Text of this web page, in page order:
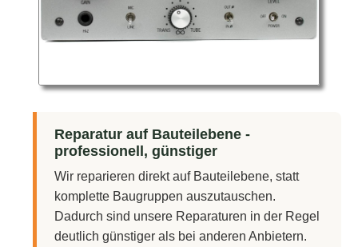
Reparatur auf Bauteilebene -
professionell, günstiger
Wir reparieren direkt auf Bauteilebene, statt
komplette Baugruppen auszutauschen.
Dadurch sind unsere Reparaturen in der Regel
deutlich günstiger als bei anderen Anbietern.